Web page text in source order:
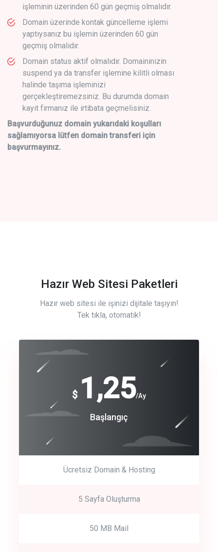
işleminin üzerinden 60 gün geçmiş olmalıdır.
Domain üzerinde kontak güncelleme işlemi
yaptıysanız bu işlemin üzerinden 60 gün
geçmiş olmalıdır.
Domain status aktif olmalıdır. Domaininizin
suspend ya da transfer işlemine kilitli olması
halinde taşıma işleminizi
gerçekleştiremezsiniz. Bu durumda domain
kayıt firmanız ile irtibata geçmelisiniz.
Başvurduğunuz domain yukarıdaki koşulları
sağlamıyorsa lütfen domain transferi için
başvurmayınız.
Hazır Web Sitesi Paketleri
Hazır web sitesi ile işinizi dijitale taşıyın!
Tek tıkla, otomatik!
$ 1,25/Ay
Başlangıç
Ücretsiz Domain & Hosting
5 Sayfa Oluşturma
50 MB Mail
Free
Basic